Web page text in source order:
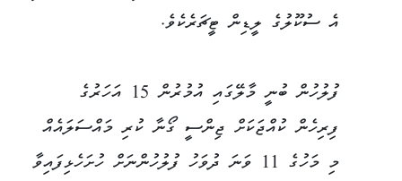
އެ ސުކޫލުގެ ލީޑިން ޓީޗަރެކެވެ.
ފުލުހުން ބުނީ މާލޭގައި އުމުރުން 15 އަހަރުގެ
ފިރިހެން ކުއްޖަކަށް ޖިންސީ ގޯނާ ކުރި މައްސަލައެއް
މި މަހުގެ 11 ވަނަ ދުވަހު ފުލުހުންނަށް ހުށަހެޅިފައިވާ